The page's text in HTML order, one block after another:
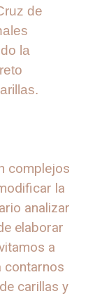
de
la
complejos
la
analizar
elaborar
a
contarnos
carillas y